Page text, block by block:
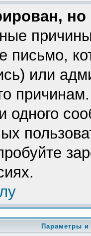
письмо,
или
одного
Параметры и